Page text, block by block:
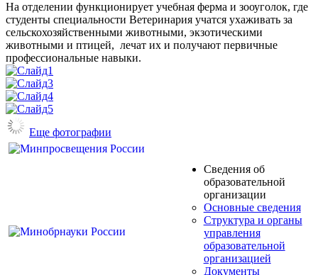
На отделении функционирует учебная ферма и зооуголок, где
студенты специальности Ветеринария учатся ухаживать за
сельскохозяйственными животными, экзотическими
животными и птицей, лечат их и получают первичные
профессиональные навыки.
Еще фотографии
Сведения об
образовательной
организации
Основные сведения
Структура и органы
управления
образовательной
организацией
Документы